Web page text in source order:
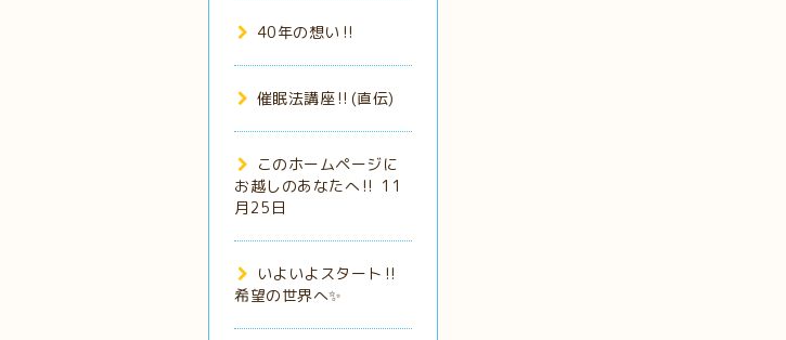
40年の想い‼️
催眠法講座‼️(直伝)
このホームページに
お越しのあなたへ‼️ 11
月25日
いよいよスタート‼️
希望の世界へ✨